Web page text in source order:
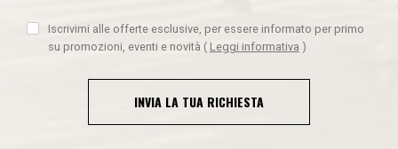
Iscrivimi alle offerte esclusive, per essere informato per primo
su promozioni, eventi e novità ( Leggi informativa )
INVIA LA TUA RICHIESTA